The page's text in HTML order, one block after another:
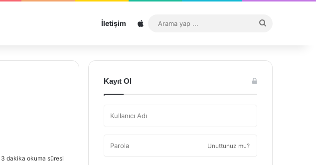
İletişim Sitemap
...
3 dakika okuma süresi
Kayıt Ol
Unuttunuz mu?